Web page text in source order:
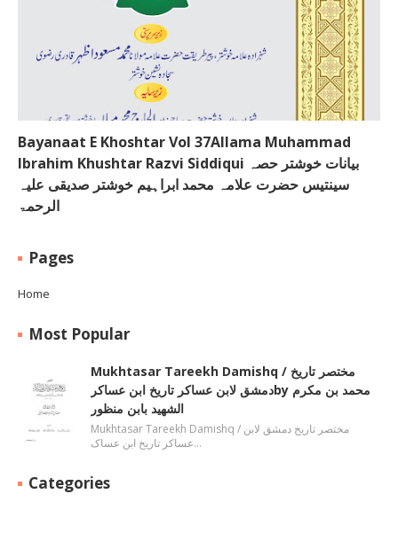
Bayanaat E Khoshtar Vol 37Allama Muhammad
Ibrahim Khushtar Razvi Siddiqui بیانات خوشتر حصہ
سینتیس حضرت علامہ محمد ابراہیم خوشتر صدیقی علیہ
الرحمۃ
Pages
Home
Most Popular
Mukhtasar Tareekh Damishq ‎/ مختصر تاریخ
دمشق لابن عساکر تاریخ ابن عساکرby ‎محمد بن مکرم
الشھید بابن منظور
Mukhtasar Tareekh Damishq ‎/ مختصر تاریخ دمشق لابن
عساکر تاریخ ابن عساک…
Categories